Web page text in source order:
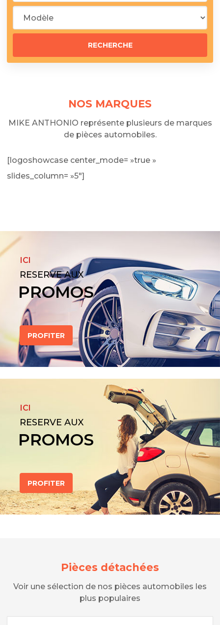
NOS MARQUES
MIKE ANTHONIO représente plusieurs de marques
de pièces automobiles.
[logoshowcase center_mode= »true »
slides_column= »5″]
ICI
RESERVE AUX
PROMOS
PROFITER
ICI
RESERVE AUX
PROMOS
PROFITER
Pièces détachées
Voir une sélection de nos pièces automobiles les
plus populaires